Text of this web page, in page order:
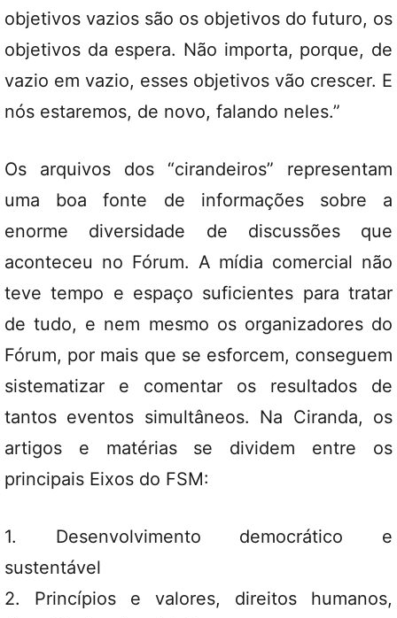
objetivos vazios são os objetivos do futuro, os
objetivos da espera. Não importa, porque, de
vazio em vazio, esses objetivos vão crescer. E
nós estaremos, de novo, falando neles.”
Os arquivos dos “cirandeiros” representam
uma boa fonte de informações sobre a
enorme diversidade de discussões que
aconteceu no Fórum. A mídia comercial não
teve tempo e espaço suficientes para tratar
de tudo, e nem mesmo os organizadores do
Fórum, por mais que se esforcem, conseguem
sistematizar e comentar os resultados de
tantos eventos simultâneos. Na Ciranda, os
artigos e matérias se dividem entre os
principais Eixos do FSM:
1. Desenvolvimento democrático e
sustentável
2. Princípios e valores, direitos humanos,